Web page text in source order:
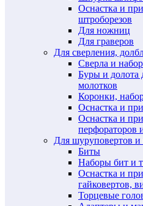
Оснастка и
штроборезов
Для ножниц
Для граверов
Для сверления,
Сверла и
Буры и долота
молотков
Коронки,
Оснастка и
Оснастка и
перфораторов
Для шуруповертов и
Биты
Наборы бит и
Оснастка и
гайковертов,
Торцевые